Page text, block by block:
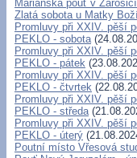
Mariánská pouť v
Zlatá sobota u Matky
Promluvy při XXIV. pěší
PEKLO - sobota
Promluvy při XXIV. pěší
PEKLO - pátek
Promluvy při XXIV. pěší
PEKLO - čtvrtek
Promluvy při XXIV. pěší
PEKLO - středa
Promluvy při XXIV. pěší
PEKLO - úterý
Poutní místo Vřesová